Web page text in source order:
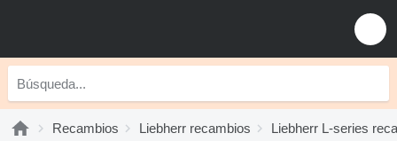
Recambios Liebherr recambios Liebherr L-series